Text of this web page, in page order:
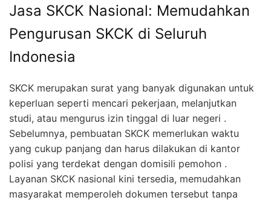
Jasa SKCK Nasional: Memudahkan
Pengurusan SKCK di Seluruh
Indonesia
SKCK merupakan surat yang banyak digunakan untuk
keperluan seperti mencari pekerjaan, melanjutkan
studi, atau mengurus izin tinggal di luar negeri .
Sebelumnya, pembuatan SKCK memerlukan waktu
yang cukup panjang dan harus dilakukan di kantor
polisi yang terdekat dengan domisili pemohon .
Layanan SKCK nasional kini tersedia, memudahkan
masyarakat memperoleh dokumen tersebut tanpa